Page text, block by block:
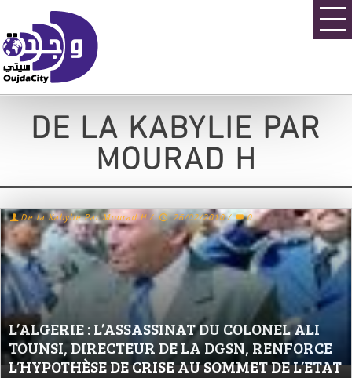
DE LA KABYLIE PAR
MOURAD H
L’ALGERIE : L’ASSASSINAT DU COLONEL ALI
TOUNSI, DIRECTEUR DE LA DGSN, RENFORCE
L’HYPOTHÈSE DE CRISE AU SOMMET DE L’ETAT
De la Kabylie Par Mourad H / 26/02/2010 / 0